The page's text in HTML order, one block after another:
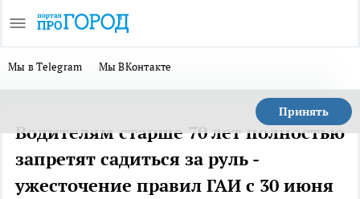
Мы в Telegram Мы ВКонтакте
Принять
Водителям старше 70 лет полностью
запретят садиться за руль -
ужесточение правил ГАИ с 30 июня